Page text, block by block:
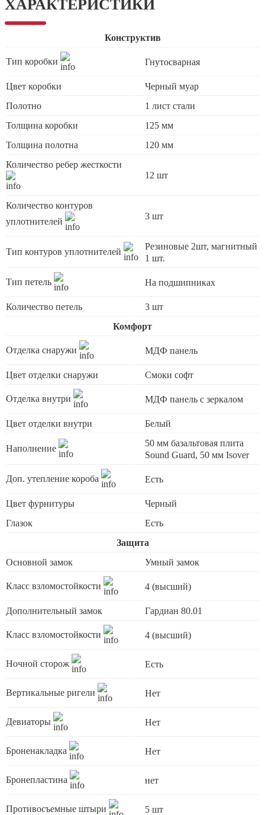
ХАРАКТЕРИСТИКИ
Конструктив
Тип коробки Гнутосварная
Цвет коробки
Черный муар
Полотно
1 лист стали
Толщина коробки
125 мм
Толщина полотна
120 мм
Количество ребер жесткости
12 шт
Количество контуров
уплотнителей
3 шт
Тип контуров уплотнителей
Резиновые 2шт, магнитный
1 шт.
Тип петель На подшипниках
Количество петель
3 шт
Комфорт
Отделка снаружи МДФ панель
Цвет отделки снаружи Смоки софт
Отделка внутри МДФ панель с зеркалом
Цвет отделки внутри Белый
Наполнение
50 мм базальтовая плита
Sound Guard, 50 мм Isover
Доп. утепление короба Есть
Цвет фурнитуры
Черный
Глазок
Есть
Защита
Основной замок
Умный замок
Класс взломостойкости 4 (высший)
Дополнительный замок Гардиан 80.01
Класс взломостойкости 4 (высший)
Ночной сторож Есть
Вертикальные ригели Нет
Девиаторы Нет
Броненакладка Нет
Бронепластина нет
Противосъемные штыри 5 шт